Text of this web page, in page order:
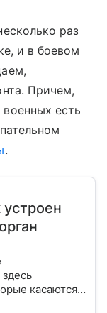
раз
и в боевом
Причем,
есть
.
устроен
касаются
и